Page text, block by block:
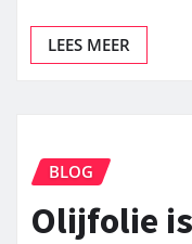
LEES MEER
BLOG
Olijfolie